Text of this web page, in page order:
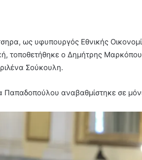
ως υφυπουργός Εθνικής
τοποθετήθηκε ο Δημήτρης
Σούκουλη.
Παπαδοπούλου αναβαθμίστηκε σε